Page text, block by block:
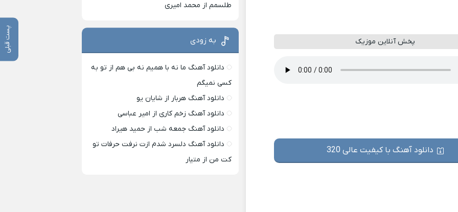
پست قبلی پخش آنلاین موزیک
دانلود آهنگ با کیفیت عالی 320
طلسمم از محمد امیری
به زودی
دانلود آهنگ ما نه با همیم نه بی هم از تو به
کسی نمیگم
دانلود آهنگ هربار از شایان یو
دانلود آهنگ زخم کاری از امیر عباسی
دانلود آهنگ جمعه شب از حمید هیراد
دانلود آهنگ دلسرد شدم ازت نرفت حرفات تو
کت من از متیار